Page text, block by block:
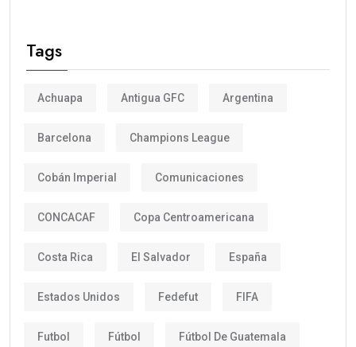
Tags
Achuapa Antigua GFC Argentina
Barcelona Champions League
Cobán Imperial Comunicaciones
CONCACAF Copa Centroamericana
Costa Rica El Salvador España
Estados Unidos Fedefut FIFA
Futbol Fútbol Fútbol De Guatemala